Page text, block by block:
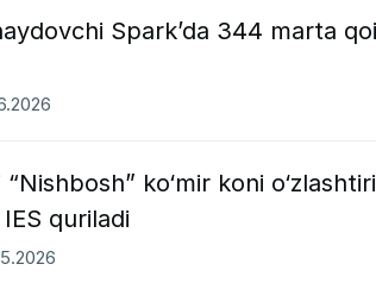
Spark’da 344 marta
ko‘mir koni
quriladi